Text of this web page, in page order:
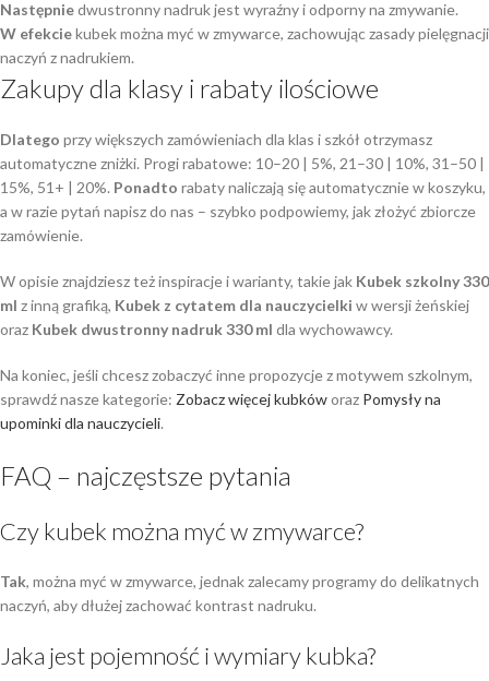
Następniedwustronny nadruk jest wyraźny i odporny na zmywanie.
W efekciekubek można myć w zmywarce, zachowując zasady pielęgnacji
naczyń z nadrukiem.
Zakupy dla klasy i rabaty ilościowe
Dlatego przy większych zamówieniach dla klas i szkół otrzymasz
automatyczne zniżki. Progi rabatowe: 10–20 | 5%, 21–30 | 10%, 31–50 |
15%, 51+ | 20%. Ponadto rabaty naliczają się automatycznie w koszyku,
a w razie pytań napisz do nas – szybko podpowiemy, jak złożyć zbiorcze
zamówienie.
W opisie znajdziesz też inspiracje i warianty, takie jak Kubek szkolny 330
ml z inną grafiką, Kubek z cytatem dla nauczycielki w wersji żeńskiej
oraz Kubek dwustronny nadruk 330 ml dla wychowawcy.
Na koniec, jeśli chcesz zobaczyć inne propozycje z motywem szkolnym,
sprawdź nasze kategorie: Zobacz więcej kubkóworaz Pomysły na
upominki dla nauczycieli.
FAQ – najczęstsze pytania
Czy kubek można myć w zmywarce?
Tak, można myć w zmywarce, jednak zalecamy programy do delikatnych
naczyń, aby dłużej zachować kontrast nadruku.
Jaka jest pojemność i wymiary kubka?